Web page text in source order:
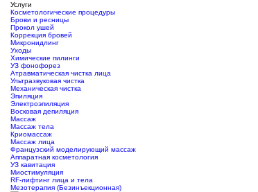
Услуги
Косметологические процедуры
Брови и ресницы
Прокол ушей
Коррекция бровей
Микронидлинг
Уходы
Химические пилинги
УЗ фонофорез
Атравматическая чистка лица
Ультразвуковая чистка
Механическая чистка
Эпиляция
Электроэпиляция
Восковая депиляция
Массаж
Массаж тела
Криомассаж
Массаж лица
Французский моделирующий массаж
Аппаратная косметология
УЗ кавитация
Миостимуляция
RF-лифтинг лица и тела
Мезотерапия (Безинъекционная)